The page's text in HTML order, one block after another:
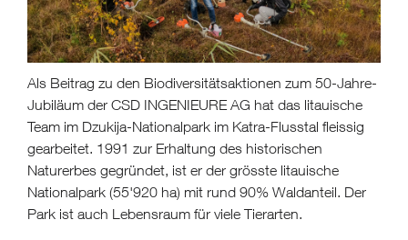
Als Beitrag zu den Biodiversitätsaktionen zum 50-Jahre-
Jubiläum der CSD INGENIEURE AG hat das litauische
Team im Dzukija-Nationalpark im Katra-Flusstal fleissig
gearbeitet. 1991 zur Erhaltung des historischen
Naturerbes gegründet, ist er der grösste litauische
Nationalpark (55'920 ha) mit rund 90% Waldanteil. Der
Park ist auch Lebensraum für viele Tierarten.